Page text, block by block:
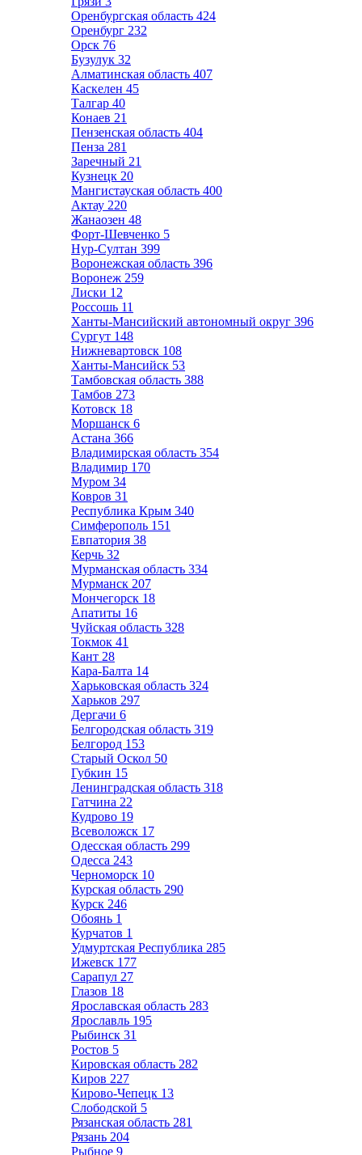
Оренбургская область 424
Оренбург 232
Орск 76
Бузулук 32
Алматинская область 407
Каскелен 45
Талгар 40
Конаев 21
Пензенская область 404
Пенза 281
Заречный 21
Кузнецк 20
Мангистауская область 400
Актау 220
Жанаозен 48
Форт-Шевченко 5
Нур-Султан 399
Воронежская область 396
Воронеж 259
Лиски 12
Россошь 11
Ханты-Мансийский автономный округ 396
Сургут 148
Нижневартовск 108
Ханты-Мансийск 53
Тамбовская область 388
Тамбов 273
Котовск 18
Моршанск 6
Астана 366
Владимирская область 354
Владимир 170
Муром 34
Ковров 31
Республика Крым 340
Симферополь 151
Евпатория 38
Керчь 32
Мурманская область 334
Мурманск 207
Мончегорск 18
Апатиты 16
Чуйская область 328
Токмок 41
Кант 28
Кара-Балта 14
Харьковская область 324
Харьков 297
Дергачи 6
Белгородская область 319
Белгород 153
Старый Оскол 50
Губкин 15
Ленинградская область 318
Гатчина 22
Кудрово 19
Всеволожск 17
Одесская область 299
Одесса 243
Черноморск 10
Курская область 290
Курск 246
Обоянь 1
Курчатов 1
Удмуртская Республика 285
Ижевск 177
Сарапул 27
Глазов 18
Ярославская область 283
Ярославль 195
Рыбинск 31
Ростов 5
Кировская область 282
Киров 227
Кирово-Чепецк 13
Слободской 5
Рязанская область 281
Рязань 204
Рыбное 9